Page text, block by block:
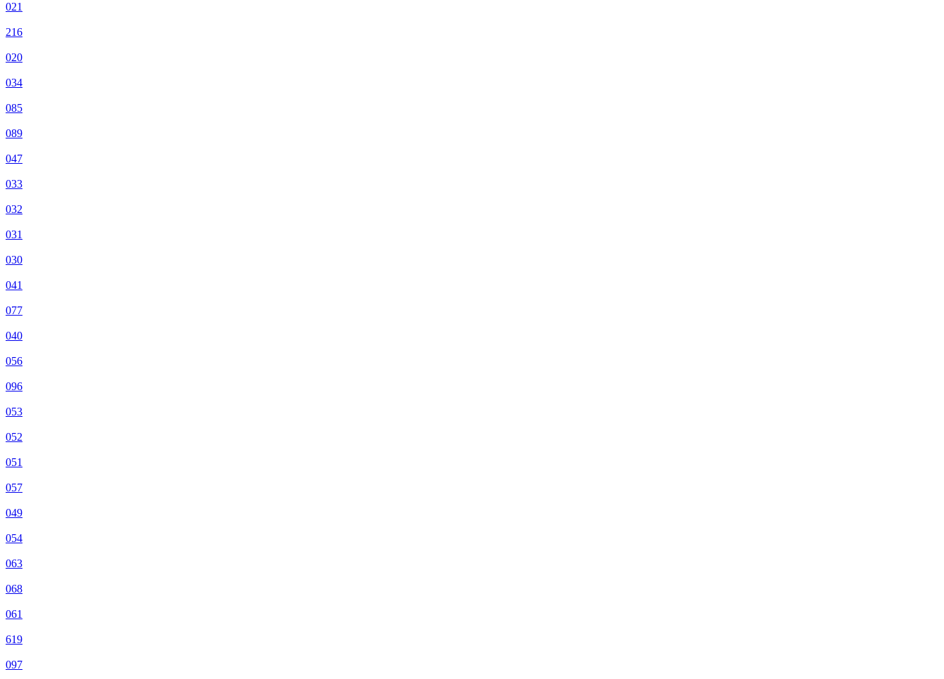
021
216
020
034
085
089
047
033
032
031
030
041
077
040
056
096
053
052
051
057
049
054
063
068
061
619
097